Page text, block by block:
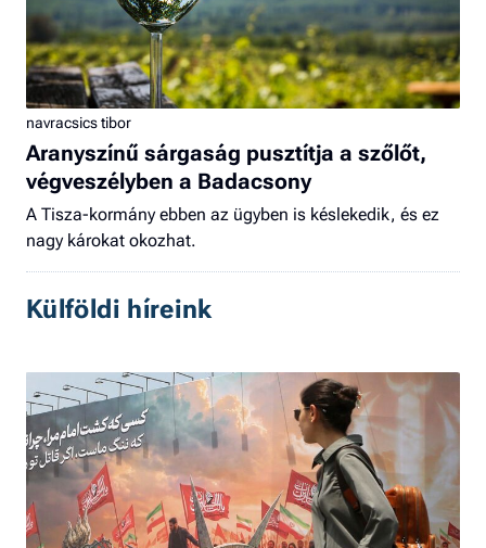
navracsics tibor
Aranyszínű sárgaság pusztítja a szőlőt,
végveszélyben a Badacsony
A Tisza-kormány ebben az ügyben is késlekedik, és ez
nagy károkat okozhat.
Külföldi híreink